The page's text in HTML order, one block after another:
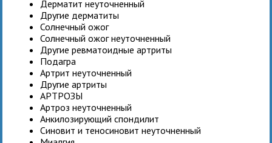
Дерматит неуточненный
Другие дерматиты
Солнечный ожог
Солнечный ожог неуточненный
Другие ревматоидные артриты
Подагра
Артрит неуточненный
Другие артриты
АРТРОЗЫ
Артроз неуточненный
Анкилозирующий спондилит
Синовит и теносиновит неуточненный